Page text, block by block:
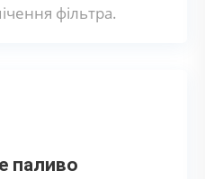
фільтра.
паливо